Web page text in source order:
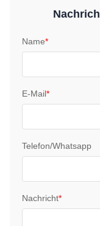
Name*
E-Mail*
Telefon/Whatsapp
Nachricht*